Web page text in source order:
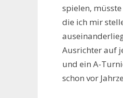
spielen,
die ich mir
Ausrichter auf
und ein A-
schon vor